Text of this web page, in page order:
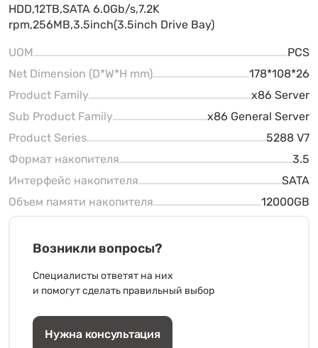
HDD,12TB,SATA 6.0Gb/s,7.2K
rpm,256MB,3.5inch(3.5inch Drive Bay)
UOM
PCS
Net Dimension (D*W*H mm)
178*108*26
Product Family
x86 Server
Sub Product Family
x86 General Server
Product Series
5288 V7
Формат накопителя
3.5
Интерфейс накопителя
SATA
Объем памяти накопителя
12000GB
Возникли вопросы?
Специалисты ответят на них
и помогут сделать правильный выбор
Нужна консультация